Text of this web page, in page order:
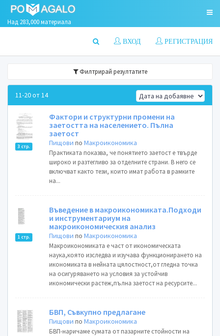
Над 283,000 материала
РЕГИСТРАЦИЯ
ВХОД
Филтрирай резултатите
11-20 от 14
3 стр.
Фактори и структурни промени на
заетостта на населението. Пълна
заетост
Пищови поМакроикономика
Практиката показва, че понятието заетост е твърде
широко и разтегливо за отделните страни. В него се
включват както тези, които имат работа в рамките
на...
1 стр.
Въведение в макроикономиката.Подходи
и инструментариум на
макроикономическия анализ
Пищови поМакроикономика
Макроикономиката е част от икономическата
наука,която изследва и изучава функционирането на
икономиката в нейната цялостност,от гледна точка
на осигуряването на условия за устойчив
икономически растеж,пълна заетост на ресурсите...
БВП, Съвкупно предлагане
Пищови поМакроикономика
БВП-наричаме сумата от пазарните стойности на